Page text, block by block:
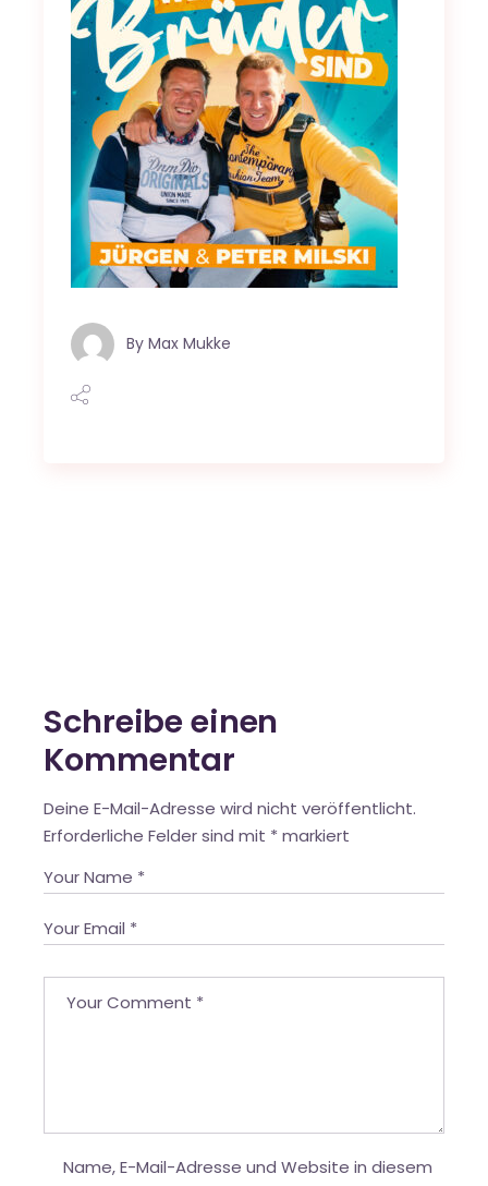
By Max Mukke
Schreibe einen
Kommentar
Deine E-Mail-Adresse wird nicht veröffentlicht.
Erforderliche Felder sind mit * markiert
Name, E-Mail-Adresse und Website in diesem